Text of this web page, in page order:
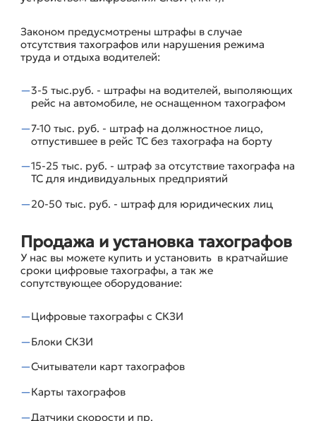
Законом предусмотрены штрафы в случае
отсутствия тахографов или нарушения режима
труда и отдыха водителей:
3-5 тыс.руб. - штрафы на водителей, выполяющих
рейс на автомобиле, не оснащенном тахографом
7-10 тыс. руб. - штраф на должностное лицо,
отпустившее в рейс ТС без тахографа на борту
15-25 тыс. руб. - штраф за отсутствие тахографа на
ТС для индивидуальных предприятий
20-50 тыс. руб. - штраф для юридических лиц
Продажа и установка тахографов
У нас вы можете купить и установить в кратчайшие
сроки цифровые тахографы, а так же
сопутствующее оборудование:
Цифровые тахографы с СКЗИ
Блоки СКЗИ
Считыватели карт тахографов
Карты тахографов
Датчики скорости и пр.